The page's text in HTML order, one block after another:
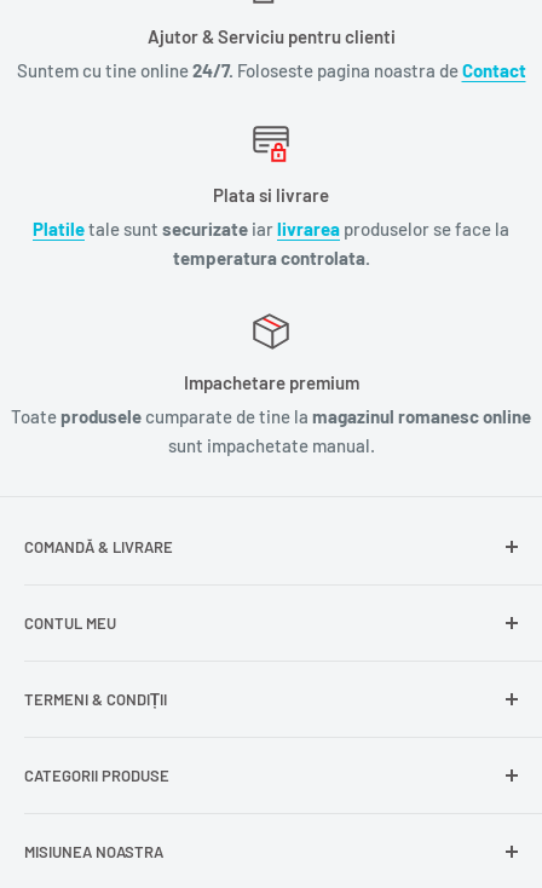
Ajutor & Serviciu pentru clienti
Suntem cu tine online24/7. Foloseste pagina noastra deContact
Plata si livrare
Platiletale sunt securizate iarlivrarea produselor se face la
temperatura controlata.
Impachetare premium
Toate produsele cumparate de tine la magazinul romanesc online
sunt impachetate manual.
COMANDĂ & LIVRARE
Livrare gratuită
CONTUL MEU
Comenzile mele
Cont nou
Comandă ca oaspete
TERMENI & CONDIȚII
Politica de returnare
Politica de expediere
CATEGORII PRODUSE
Dulciuri și snacks
MISIUNEA NOASTRA